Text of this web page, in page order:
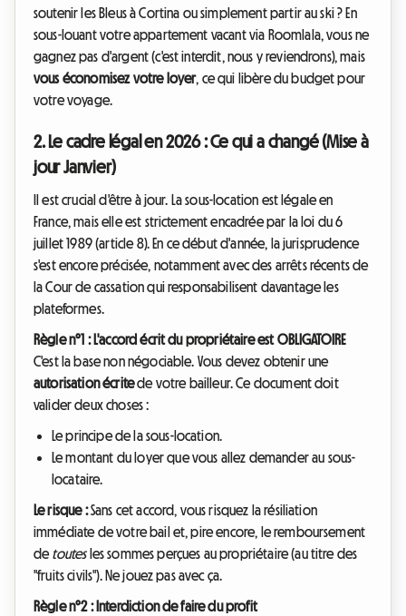
soutenir les Bleus à Cortina ou simplement partir au ski ? En
sous-louant votre appartement vacant via Roomlala, vous ne
gagnez pas d'argent (c'est interdit, nous y reviendrons), mais
vous économisez votre loyer, ce qui libère du budget pour
votre voyage.
2. Le cadre légal en 2026 : Ce qui a changé (Mise à
jour Janvier)
Il est crucial d'être à jour. La sous-location est légale en
France, mais elle est strictement encadrée par la loi du 6
juillet 1989 (article 8). En ce début d'année, la jurisprudence
s'est encore précisée, notamment avec des arrêts récents de
la Cour de cassation qui responsabilisent davantage les
plateformes.
Règle n°1 : L'accord écrit du propriétaire est OBLIGATOIRE
C'est la base non négociable. Vous devez obtenir une
autorisation écritede votre bailleur. Ce document doit
valider deux choses :
Le principe de la sous-location.
Le montant du loyer que vous allez demander au sous-
locataire.
Le risque :Sans cet accord, vous risquez la résiliation
immédiate de votre bail et, pire encore, le remboursement
detoutesles sommes perçues au propriétaire (au titre des
"fruits civils"). Ne jouez pas avec ça.
Règle n°2 : Interdiction de faire du profit